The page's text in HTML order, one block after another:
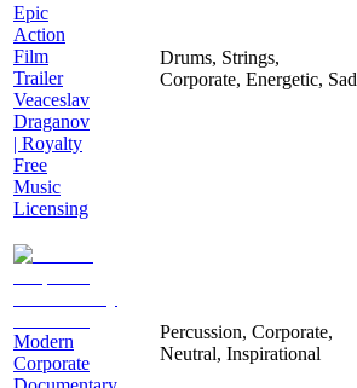
Epic
Action
Film
Trailer
Veaceslav
Draganov
| Royalty
Free
Music
Licensing
Drums, Strings,
Corporate, Energetic, Sad
Modern
Corporate
Percussion, Corporate,
Neutral, Inspirational